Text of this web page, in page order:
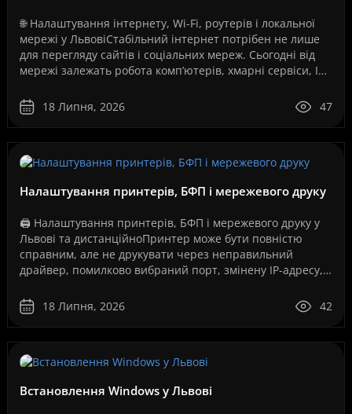
🌐 Налаштування інтернету, Wi-Fi, роутерів і локальної
мережі у ЛьвовіСтабільний інтернет потрібен не лише
для перегляду сайтів і соціальних мереж. Сьогодні від
мережі залежать робота комп’ютерів, хмарні сервіси, IP-
18 Липня, 2026
47
Налаштування принтерів, БФП і мережевого друку
🖨️ Налаштування принтерів, БФП і мережевого друку у
Львові та дистанційноПринтер може бути повністю
справним, але не друкувати через неправильний
драйвер, помилково вибраний порт, змінену IP-адресу,
18 Липня, 2026
42
Встановлення Windows у Львові